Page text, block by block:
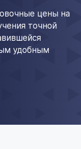
цены на
точной
удобным